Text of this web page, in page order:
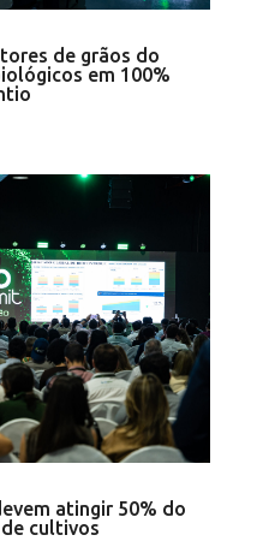
de grãos do
em 100%
atingir 50% do
cultivos